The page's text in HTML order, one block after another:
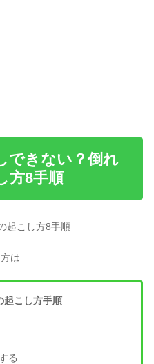
できない？倒れ
方8手順
は
起こし方手順
る